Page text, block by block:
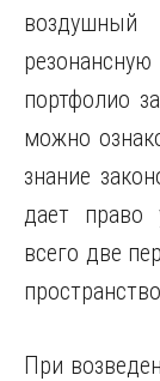
портфолио
можно
знание
дает право
всего две
При